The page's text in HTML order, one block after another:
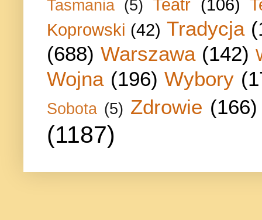
Tasmania (5) Teatr (106)
Koprowski (42) Tradycja
(688) Warszawa (142)
Wojna (196) Wybory
Sobota (5) Zdrowie (166)
(1187)